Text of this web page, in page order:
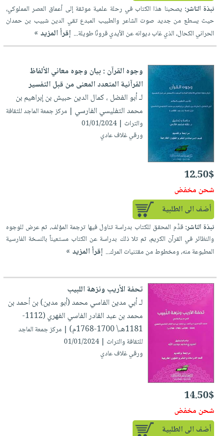
نبذة الناشر: يصحبنا هذا الكتاب في رحلة علمية موثقة إلى أعماق العصر المملوكي،
حيث يسطع من جديد صوت الشاعر والطبيب المبدع تقي الدين شبيب بن حمدان
الحراني الكحال، الذي غاب ديوانه عن الأيدي قرونًا طويلة... إقرأ المزيد »
وجوه القرآن : بيان وجوه معاني الألفاظ
القرآنية المتعدد المعنى من قبل التفسير
لـ أبو الفضل ، كمال الدين حبيش بن إبراهيم بن
محمد التفليسي الفارسي | مركز جمعة الماجد للثقافة
والتراث | 01/01/2024
ورقي غلاف عادي
12.50$
شحن مخفض
أضف الى الطلبية
نبذة الناشر:قدَّم المحقق للكتاب بدراسة تناول فيها ترجمة المؤلف، ثم عرض للوجوه
والنظائر في القرآن الكريم، ثم تلا ذلك بدراسة عن الكتاب مستعيناً بالنسخة الفارسية
المطبوعة منه، ومخطوط من مقتنيات المرك... إقرأ المزيد »
تحفة الأريب ونزهة اللبيب
لـ أبي مدين الفاسي محمد (أبو مدين) بن أحمد بن
محمد بن عبد القادر الفاسي الفهري (1112-
1181هـ\ 1700-1768م)
| مركز جمعة الماجد
للثقافة والتراث | 01/01/2024
ورقي غلاف عادي
14.50$
شحن مخفض
أضف الى الطلبية